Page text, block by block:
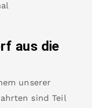
aus die
unserer
sind Teil